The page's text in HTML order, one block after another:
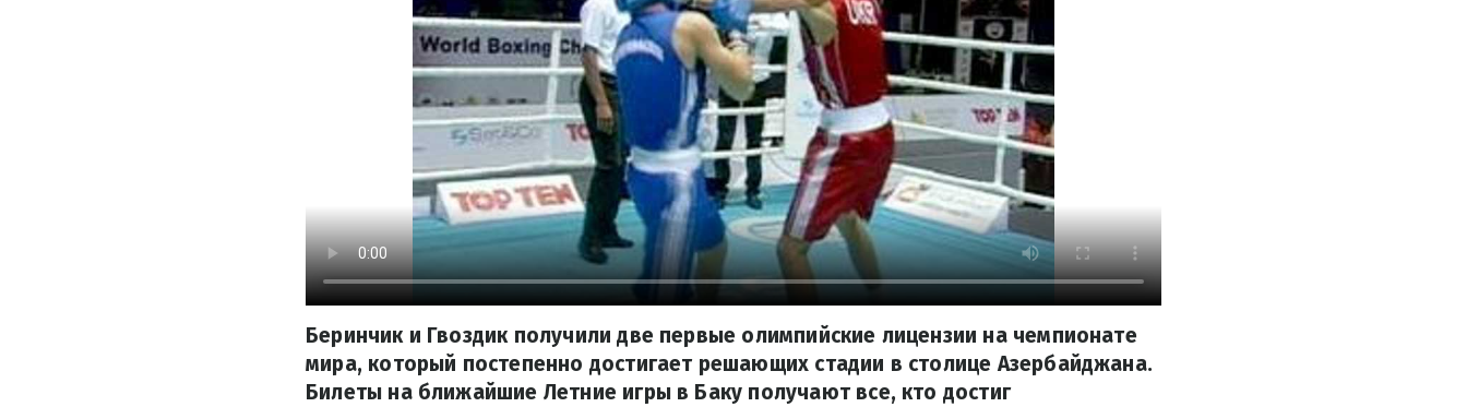
Беринчик и Гвоздик получили две первые олимпийские лицензии на чемпионате
мира, который постепенно достигает решающих стадии в столице Азербайджана.
Билеты на ближайшие Летние игры в Баку получают все, кто достиг